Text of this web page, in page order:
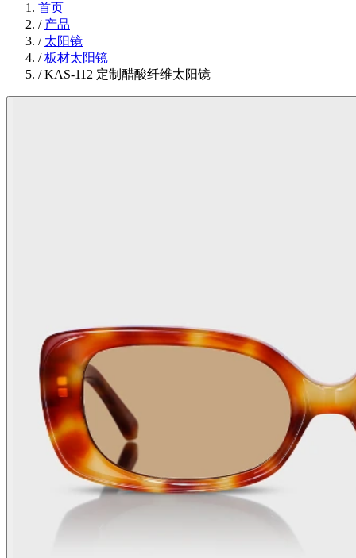
首页
/ 产品
/ 太阳镜
/板材太阳镜
/KAS-112 定制醋酸纤维太阳镜